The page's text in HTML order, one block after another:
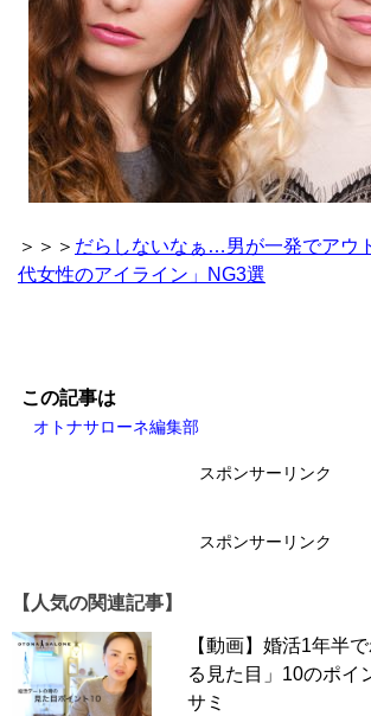
＞＞＞ だらしないなぁ…男が一発でアウ
代女性のアイライン」NG3選
この記事は
オトナサローネ編集部
スポンサーリンク
スポンサーリンク
【人気の関連記事】
【動画】婚活1年半
る見た目」10のポ
サミ